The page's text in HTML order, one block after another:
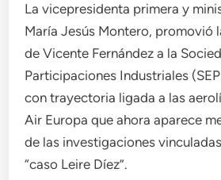
La vicepresidenta primera y
María Jesús Montero, promovió
de Vicente Fernández a la
Participaciones Industriales
con trayectoria ligada a las
Air Europa que ahora aparece
de las investigaciones
“caso Leire Díez”.